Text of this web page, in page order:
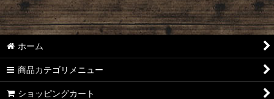
【シマノ】18-19ステラ［STELLA］対応 カスタムパーツ
【シマノ】14ステラ［STELLA］対応 カスタムパーツ
【シマノ】10ステラ［STELLA］対応 カスタムパーツ
【シマノ】07ステラ［STELLA］対応 カスタムパーツ
ホーム
商品カテゴリメニュー
ショッピングカート